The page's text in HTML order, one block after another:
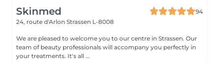
Skinmed
94
24, route d'Arlon Strassen L-8008
We are pleased to welcome you to our centre in Strassen. Our
team of beauty professionals will accompany you perfectly in
your treatments. It's all ...